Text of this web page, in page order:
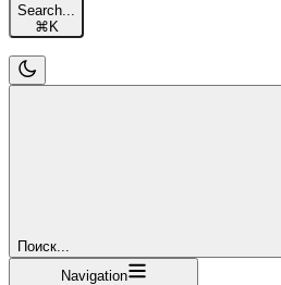
Search...
⌘K
Поиск...
Navigation